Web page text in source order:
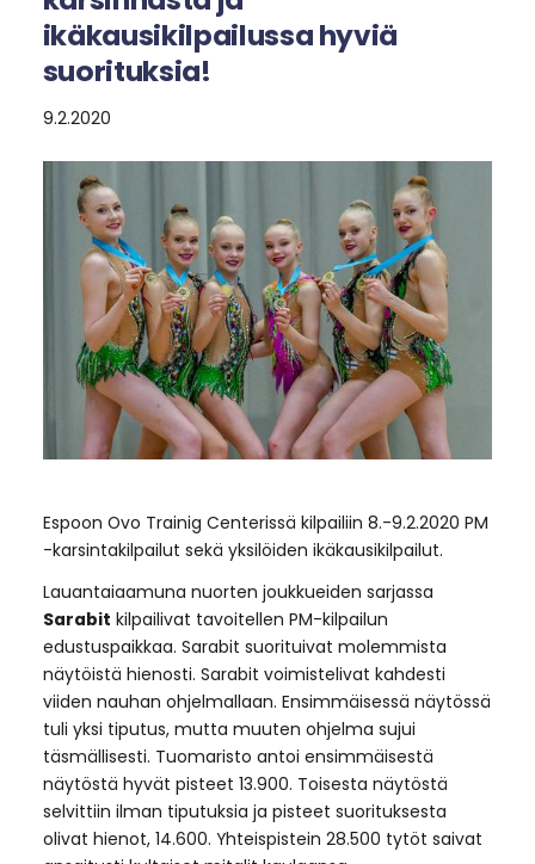
ikäkausikilpailussa hyviä
suorituksia!
9.2.2020
Espoon Ovo Trainig Centerissä kilpailiin 8.-9.2.2020 PM
-karsintakilpailut sekä yksilöiden ikäkausikilpailut.
Lauantaiaamuna nuorten joukkueiden sarjassa
Sarabit kilpailivat tavoitellen PM-kilpailun
edustuspaikkaa. Sarabit suorituivat molemmista
näytöistä hienosti. Sarabit voimistelivat kahdesti
viiden nauhan ohjelmallaan. Ensimmäisessä näytössä
tuli yksi tiputus, mutta muuten ohjelma sujui
täsmällisesti. Tuomaristo antoi ensimmäisestä
näytöstä hyvät pisteet 13.900. Toisesta näytöstä
selvittiin ilman tiputuksia ja pisteet suorituksesta
olivat hienot, 14.600. Yhteispistein 28.500 tytöt saivat